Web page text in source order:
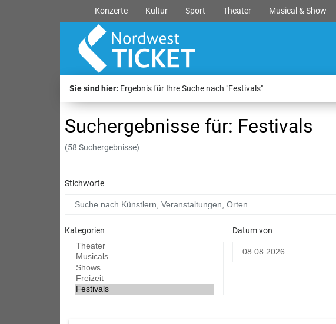
Konzerte Kultur Sport Theater Musical & Show
Sie sind hier: Ergebnis für Ihre Suche nach "Festivals"
Suchergebnisse für: Festivals
(58 Suchergebnisse)
Stichworte
Kategorien Datum von